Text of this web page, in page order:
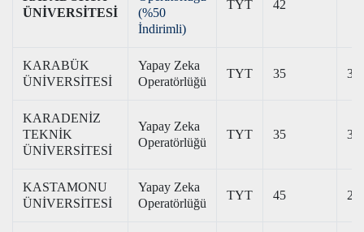
ÜNİVERSİTESİ
(%50
İndirimli)
TYT 42
KARABÜK
ÜNİVERSİTESİ
Yapay Zeka
Operatörlüğü
TYT 35
KARADENİZ
TEKNİK
ÜNİVERSİTESİ
Yapay Zeka
Operatörlüğü
TYT 35
KASTAMONU
ÜNİVERSİTESİ
Yapay Zeka
Operatörlüğü
TYT 45